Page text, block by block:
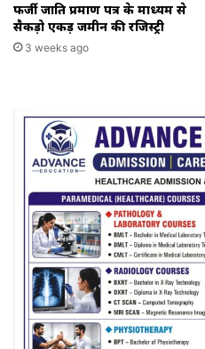
फर्जी जाति प्रमाण पत्र के माध्यम से
सैकड़ो एकड़ जमीन की रजिस्ट्री
3 weeks ago